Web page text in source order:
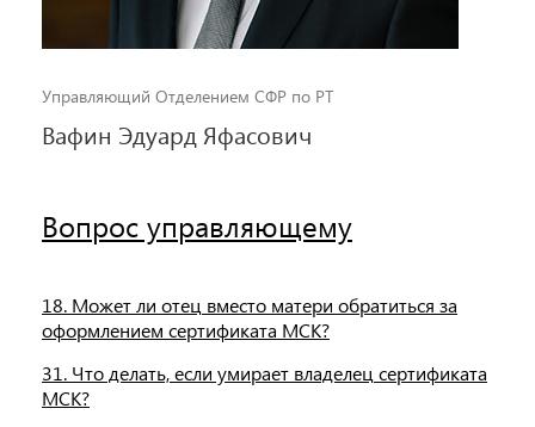
Управляющий Отделением СФР по РТ
Вафин Эдуард Яфасович
Вопрос управляющему
18. Может ли отец вместо матери обратиться за
оформлением сертификата МСК?
31. Что делать, если умирает владелец сертификата
МСК?